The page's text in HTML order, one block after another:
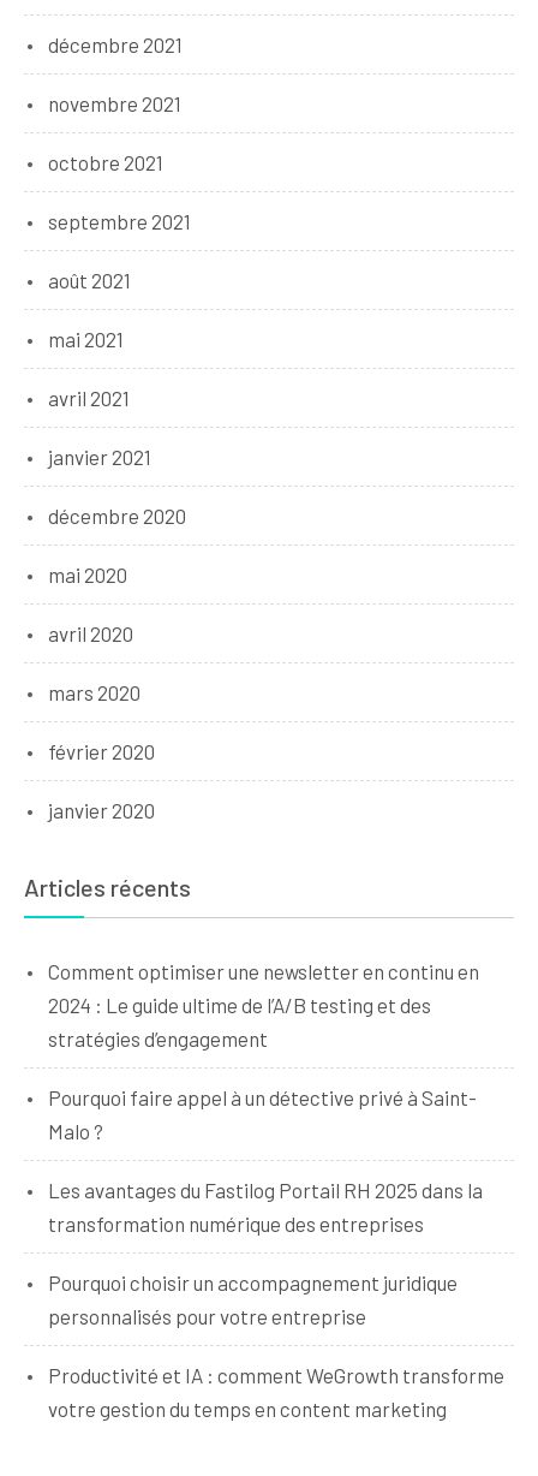
décembre 2021
novembre 2021
octobre 2021
septembre 2021
août 2021
mai 2021
avril 2021
janvier 2021
décembre 2020
mai 2020
avril 2020
mars 2020
février 2020
janvier 2020
Articles récents
Comment optimiser une newsletter en continu en
2024 : Le guide ultime de l’A/B testing et des
stratégies d’engagement
Pourquoi faire appel à un détective privé à Saint-
Malo ?
Les avantages du Fastilog Portail RH 2025 dans la
transformation numérique des entreprises
Pourquoi choisir un accompagnement juridique
personnalisés pour votre entreprise
Productivité et IA : comment WeGrowth transforme
votre gestion du temps en content marketing